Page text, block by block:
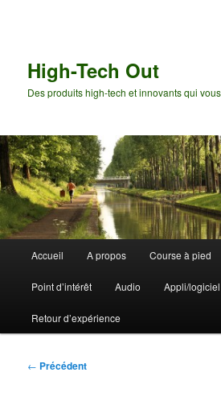
High-Tech Out
Des produits high-tech et innovants qui
principal
Accueil A propos Course à pied
Point d’intérêt Audio Appli/logiciel
Retour d’expérience
Navigation
← Précédent